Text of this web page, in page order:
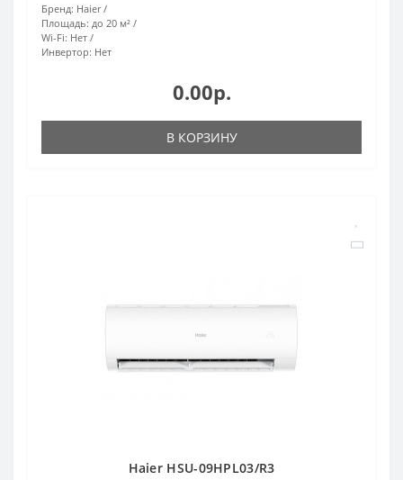
Бренд: Haier
Площадь: до 20 м²
Wi-Fi: Нет
Инвертор: Нет
0.00р.
В КОРЗИНУ
Haier HSU-09HPL03/R3